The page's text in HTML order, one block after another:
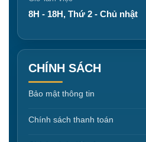
8H - 18H, Thứ 2 - Chủ nhật
CHÍNH SÁCH
Bảo mật thông tin
Chính sách thanh toán